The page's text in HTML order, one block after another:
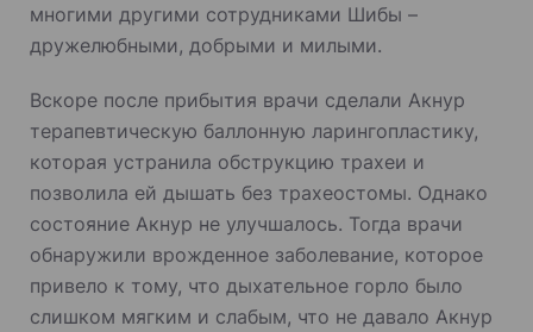
многими другими сотрудниками Шибы –
дружелюбными, добрыми и милыми.
Вскоре после прибытия врачи сделали Акнур
терапевтическую баллонную ларингопластику,
которая устранила обструкцию трахеи и
позволила ей дышать без трахеостомы. Однако
состояние Акнур не улучшалось. Тогда врачи
обнаружили врожденное заболевание, которое
привело к тому, что дыхательное горло было
слишком мягким и слабым, что не давало Акнур